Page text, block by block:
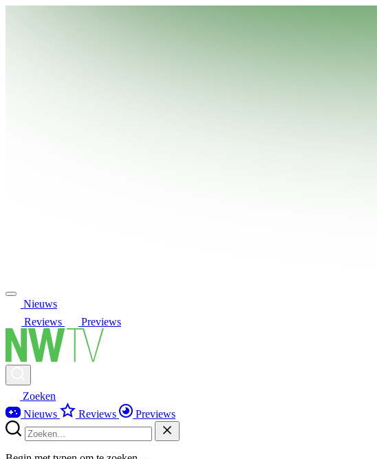
Nieuws
Reviews
Previews
Zoeken
Nieuws
Reviews Previews